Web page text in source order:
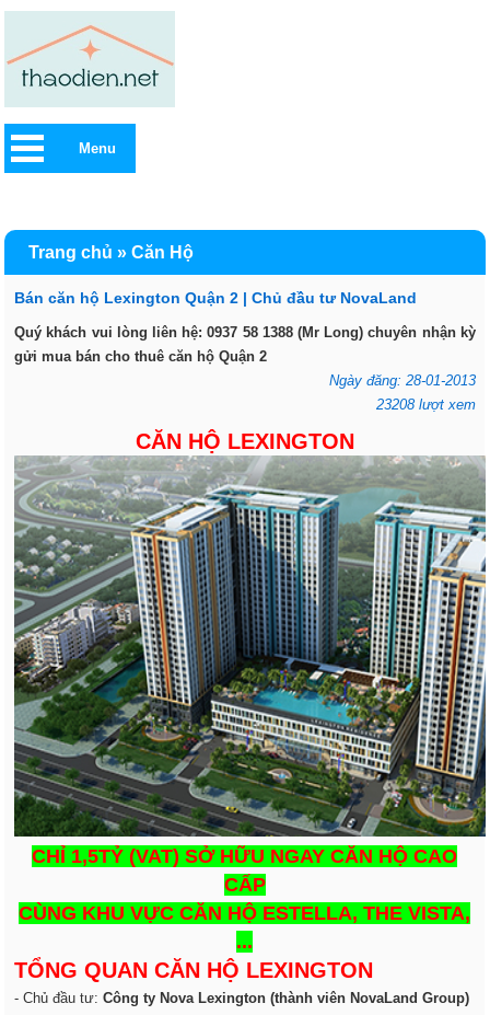
Bán căn hộ Lexington Quận 2 | Chủ đầu tư NovaLand
Quý khách vui lòng liên hệ: 0937 58 1388 (Mr Long) chuyên nhận kỳ
gửi mua bán cho thuê căn hộ Quận 2
Ngày đăng: 28-01-2013
23208 lượt xem
CĂN HỘ LEXINGTON
CHỈ 1,5TỶ(VAT)SỞ HỮU NGAY CĂN HỘ CAO
CẤP
CÙNG KHU VỰC CĂN HỘ ESTELLA, THE VISTA,
...
TỔNG QUAN CĂN HỘ LEXINGTON
- Chủ đầu tư:Công ty Nova Lexington (thành viên NovaLand Group)
Trang chủ »Căn Hộ
Menu